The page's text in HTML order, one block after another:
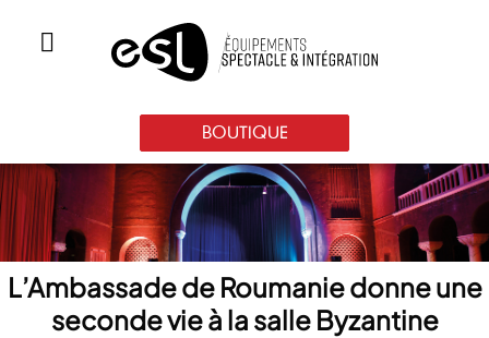
BOUTIQUE
L’Ambassade de Roumanie donne une
seconde vie à la salle Byzantine